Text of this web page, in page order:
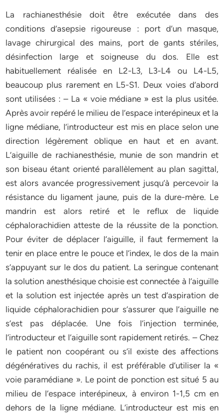
La rachianesthésie doit être exécutée dans des
conditions d’asepsie rigoureuse : port d’un masque,
lavage chirurgical des mains, port de gants stériles,
désinfection large et soigneuse du dos. Elle est
habituellement réalisée en L2-L3, L3-L4 ou L4-L5,
beaucoup plus rarement en L5-S1. Deux voies d’abord
sont utilisées : – La « voie médiane » est la plus usitée.
Après avoir repéré le milieu de l’espace interépineux et la
ligne médiane, l’introducteur est mis en place selon une
direction légèrement oblique en haut et en avant.
L’aiguille de rachianesthésie, munie de son mandrin et
son biseau étant orienté parallèlement au plan sagittal,
est alors avancée progressivement jusqu’à percevoir la
résistance du ligament jaune, puis de la dure-mère. Le
mandrin est alors retiré et le reflux de liquide
céphalorachidien atteste de la réussite de la ponction.
Pour éviter de déplacer l’aiguille, il faut fermement la
tenir en place entre le pouce et l’index, le dos de la main
s’appuyant sur le dos du patient. La seringue contenant
la solution anesthésique choisie est connectée à l’aiguille
et la solution est injectée après un test d’aspiration de
liquide céphalorachidien pour s’assurer que l’aiguille ne
s’est pas déplacée. Une fois l’injection terminée,
l’introducteur et l’aiguille sont rapidement retirés. – Chez
le patient non coopérant ou s’il existe des affections
dégénératives du rachis, il est préférable d’utiliser la «
voie paramédiane ». Le point de ponction est situé 5 au
milieu de l’espace interépineux, à environ 1-1,5 cm en
dehors de la ligne médiane. L’introducteur est mis en